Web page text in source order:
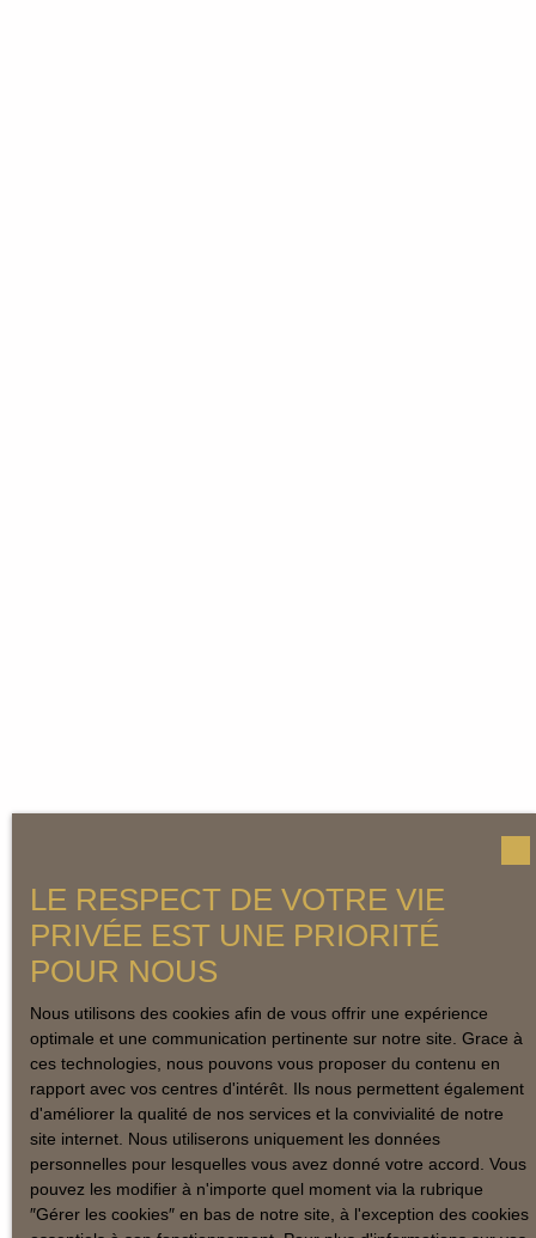
LE RESPECT DE VOTRE VIE
PRIVÉE EST UNE PRIORITÉ
POUR NOUS
Nous utilisons des cookies afin de vous offrir une expérience
optimale et une communication pertinente sur notre site. Grace à
ces technologies, nous pouvons vous proposer du contenu en
rapport avec vos centres d'intérêt. Ils nous permettent également
d'améliorer la qualité de nos services et la convivialité de notre
site internet. Nous utiliserons uniquement les données
personnelles pour lesquelles vous avez donné votre accord. Vous
pouvez les modifier à n'importe quel moment via la rubrique
″Gérer les cookies″ en bas de notre site, à l'exception des cookies